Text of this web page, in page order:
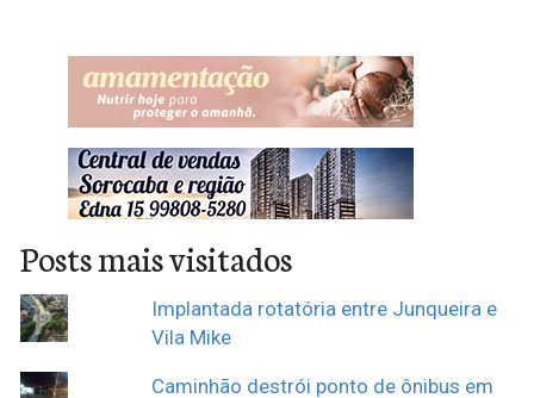
Posts mais visitados
Implantada rotatória entre Junqueira e
Vila Mike
Caminhão destrói ponto de ônibus em